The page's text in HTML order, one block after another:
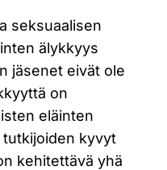
seksuaalisen
älykkyys
jäsenet eivät ole
on
eläinten
kyvyt
kehitettävä yhä